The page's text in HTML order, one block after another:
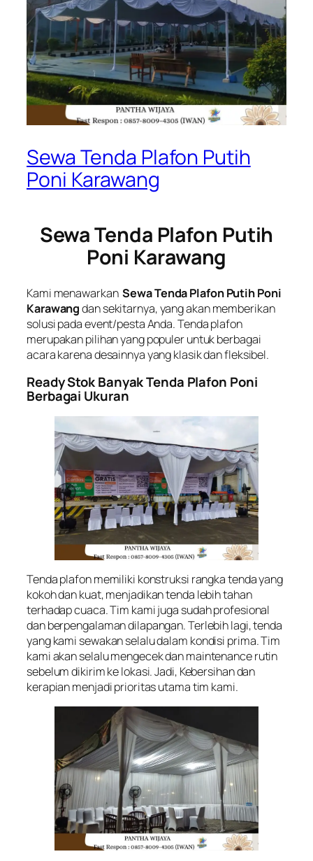
Sewa Tenda Plafon Putih
Poni Karawang
Sewa Tenda Plafon Putih
Poni Karawang
Kami menawarkanSewa Tenda Plafon Putih Poni
Karawangdan sekitarnya, yang akan memberikan
solusi pada event/pesta Anda. Tenda plafon
merupakan pilihan yang populer untuk berbagai
acara karena desainnya yang klasik dan fleksibel.
Ready Stok Banyak Tenda Plafon Poni
Berbagai Ukuran
Tenda plafon memiliki konstruksi rangka tenda yang
kokoh dan kuat, menjadikan tenda lebih tahan
terhadap cuaca. Tim kami juga sudah profesional
dan berpengalaman dilapangan. Terlebih lagi, tenda
yang kami sewakan selalu dalam kondisi prima. Tim
kami akan selalu mengecek dan maintenance rutin
sebelum dikirim ke lokasi. Jadi, Kebersihan dan
kerapian menjadi prioritas utama tim kami.